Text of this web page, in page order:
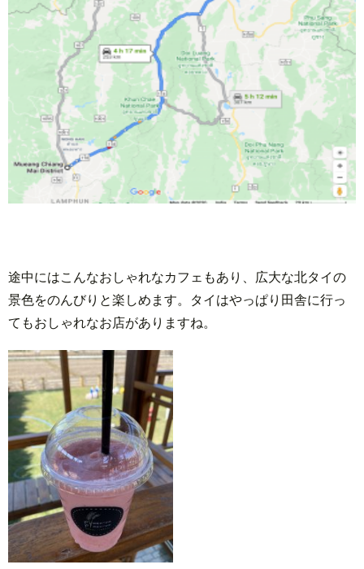
ム
2.1.
国境
の町
メー
サイ
到着
いよ
ミャ
ンマ
ー国
境
へ！
2.3.
タチ
レク
へ
途中にはこんなおしゃれなカフェもあり、広大な北タイの
景色をのんびりと楽しめます。タイはやっぱり田舎に行っ
てもおしゃれなお店がありますね。